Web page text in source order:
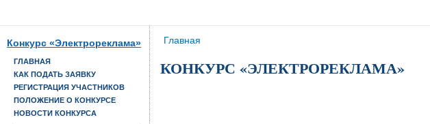
Конкурс «Электрореклама»
ГЛАВНАЯ
КАК ПОДАТЬ ЗАЯВКУ
РЕГИСТРАЦИЯ УЧАСТНИКОВ
ПОЛОЖЕНИЕ О КОНКУРСЕ
НОВОСТИ КОНКУРСА
Вы здесь
Главная
КОНКУРС «ЭЛЕКТРОРЕКЛАМА»